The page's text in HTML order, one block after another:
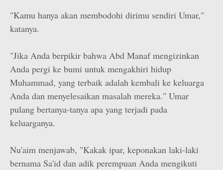
"Kamu hanya akan membodohi dirimu sendiri Umar,"
katanya.
"Jika Anda berpikir bahwa Abd Manaf mengizinkan
Anda pergi ke bumi untuk mengakhiri hidup
Muhammad, yang terbaik adalah kembali ke keluarga
Anda dan menyelesaikan masalah mereka." Umar
pulang bertanya-tanya apa yang terjadi pada
keluarganya.
Nu'aim menjawab, "Kakak ipar, keponakan laki-laki
bernama Sa'id dan adik perempuan Anda mengikuti